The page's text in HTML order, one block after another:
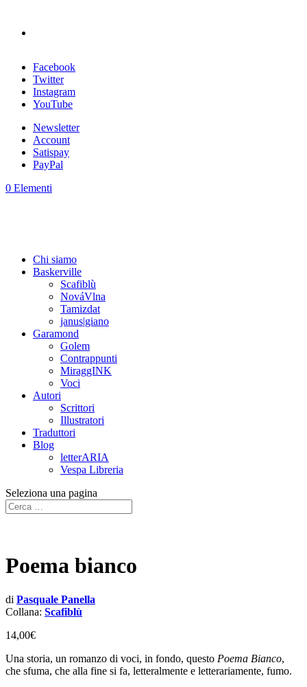
Facebook
Twitter
Instagram
YouTube
Newsletter
Account
Satispay
PayPal
0 Elementi
Chi siamo
Baskerville
Scafiblù
NováVlna
Tamizdat
janus|giano
Garamond
Golem
Contrappunti
MiraggINK
Voci
Autori
Scrittori
Illustratori
Traduttori
Blog
letterARIA
Vespa Libreria
Seleziona una pagina
Poema bianco
di Pasquale Panella
Collana: Scafiblù
14,00€
Una storia, un romanzo di voci, in fondo, questo Poema Bianco,
che sfuma, che alla fine si fa, letteralmente e letterariamente, fumo.